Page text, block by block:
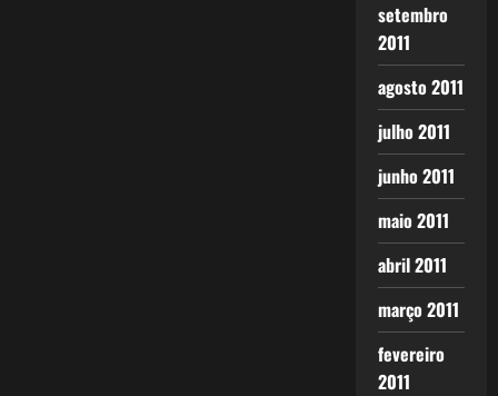
setembro
2011
agosto 2011
julho 2011
junho 2011
maio 2011
abril 2011
março 2011
fevereiro
2011